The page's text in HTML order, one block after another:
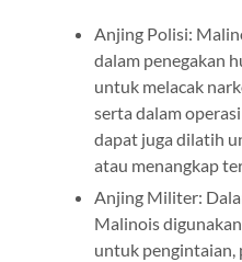
Anjing Polisi:
dalam penegakan
untuk melacak
serta dalam
dapat juga dilatih
atau menangkap
Anjing Militer:
Malinois digunakan
untuk pengintaian,